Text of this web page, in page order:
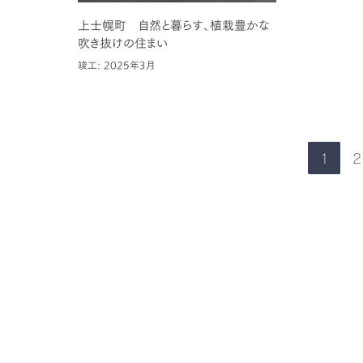
上士幌町 自然と暮らす、植栽豊かな
吹き抜けの住まい
竣工: 2025年3月
1 2